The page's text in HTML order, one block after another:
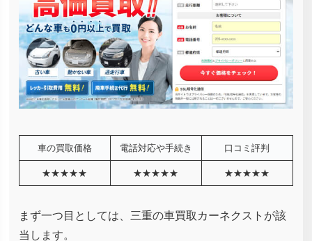
車の買取価格 電話対応や手続き 口コミ評判
★★★★★ ★★★★★ ★★★★★
まず一つ目としては、三重の車買取カーネクストが該
当します。